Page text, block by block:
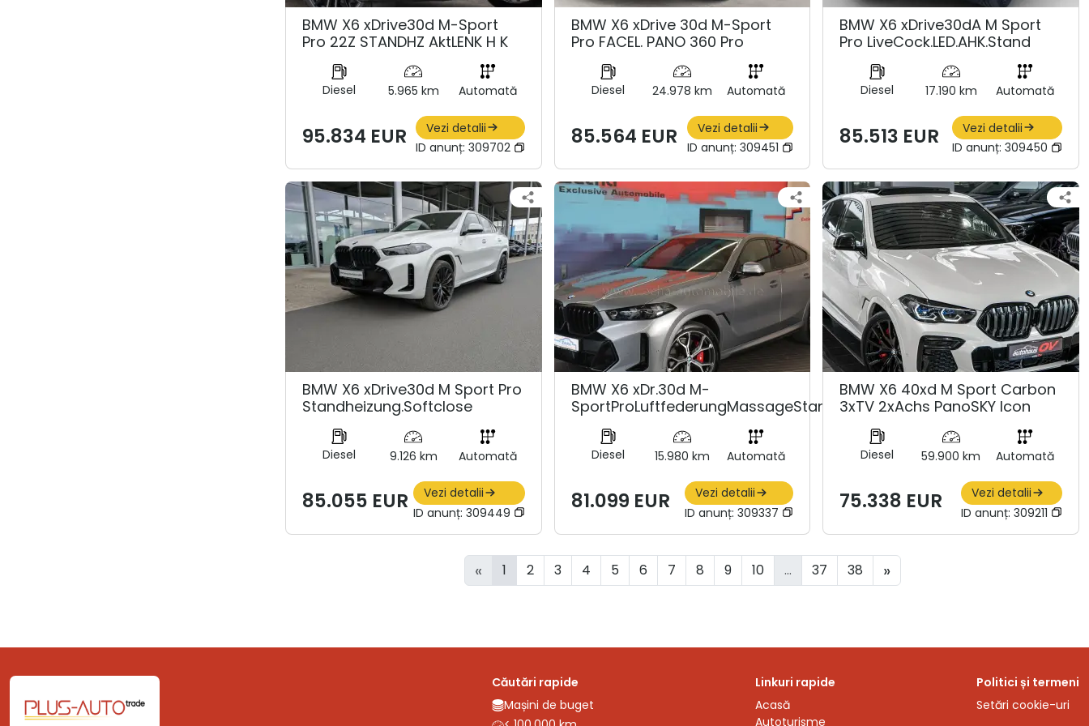
BMW X6 xDrive30d M-Sport
Pro 22Z STANDHZ AktLENK H K
Diesel 5.965 km Automată
95.834 EUR
Vezi detalii
ID anunț: 309702
BMW X6 xDrive 30d M-Sport
Pro FACEL. PANO 360 Pro
Diesel 24.978 km Automată
85.564 EUR
Vezi detalii
ID anunț:309451
BMW X6 xDrive30dA M Sport
Pro LiveCock.LED.AHK.Stand
Diesel 17.190 km Automată
85.513 EUR
Vezi detalii
ID anunț: 309450
BMW X6 xDrive30d M Sport Pro
Standheizung.Softclose
Diesel 9.126 km Automată
85.055 EUR
Vezi detalii
ID anunț: 309449
BMW X6 xDr.30d M-
SportProLuftfederungMassageStandhzg
Diesel 15.980 km Automată
81.099 EUR
Vezi detalii
ID anunț:309337
BMW X6 40xd M Sport Carbon
3xTV 2xAchs PanoSKY Icon
Diesel 59.900 km Automată
75.338 EUR
Vezi detalii
ID anunț: 309211
« 1 2 3 4 5 6 7 8 9 10 ... 37 38 »
Căutări rapide
Mașini de buget
Linkuri rapide
Acasă
Autoturisme
Politici și termeni
Setări cookie-uri